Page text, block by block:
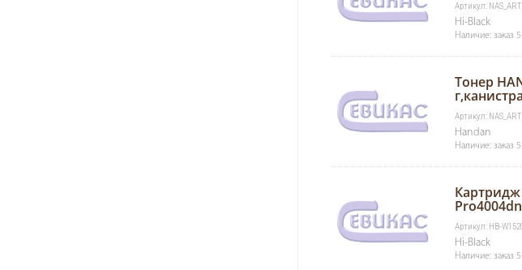
Артикул:
Hi-Black
Наличие: заказ
Тонер
г,канистра
Артикул:
Handan
Наличие: заказ
Картридж
Артикул: HB-
Hi-Black
Наличие: заказ